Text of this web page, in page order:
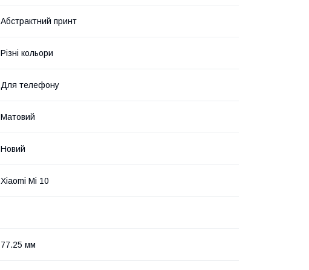
Абстрактний принт
Різні кольори
Для телефону
Матовий
Новий
Xiaomi Mi 10
77.25 мм